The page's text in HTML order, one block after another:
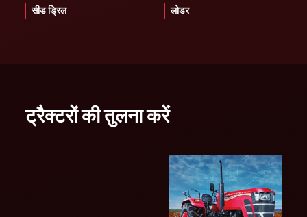
सीड ड्रिल लोडर
ट्रैक्टरों की तुलना करें